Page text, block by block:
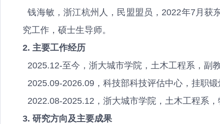
钱海敏，浙江杭州人，民盟盟员，2022年7月获
究工作，硕士生导师。
2. 主要工作经历
2025.12-至今，浙大城市学院，土木工程系，副
2025.09-2026.09，科技部科技评估中心，挂职锻
2022.08-2025.12，浙大城市学院，土木工程系
3. 研究方向及主要成果